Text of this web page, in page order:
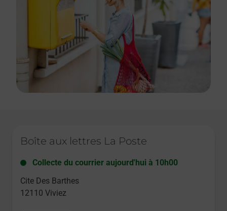
Boîte aux lettres La Poste
Collecte du courrier aujourd'hui à 10h00
Cite Des Barthes
12110 Viviez